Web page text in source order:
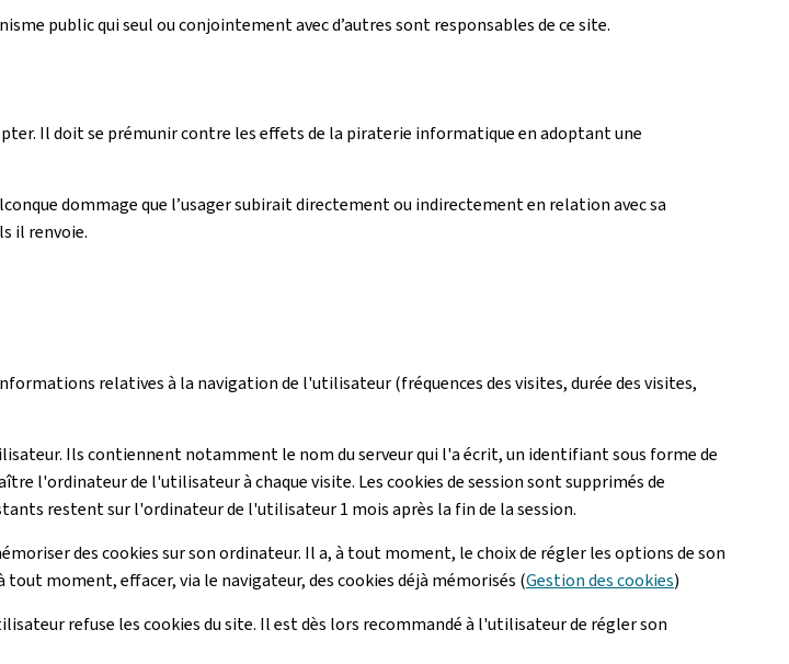
public qui seul ou conjointement avec d’autres sont responsables de ce site.
Il doit se prémunir contre les effets de la piraterie informatique en adoptant une
dommage que l’usager subirait directement ou indirectement en relation avec sa
il renvoie.
relatives à la navigation de l'utilisateur (fréquences des visites, durée des visites,
Ils contiennent notamment le nom du serveur qui l'a écrit, un identifiant sous forme de
l'ordinateur de l'utilisateur à chaque visite. Les cookies de session sont supprimés de
restent sur l'ordinateur de l'utilisateur 1 mois après la fin de la session.
des cookies sur son ordinateur. Il a, à tout moment, le choix de régler les options de son
moment, effacer, via le navigateur, des cookies déjà mémorisés (Gestion des cookies)
refuse les cookies du site. Il est dès lors recommandé à l'utilisateur de régler son